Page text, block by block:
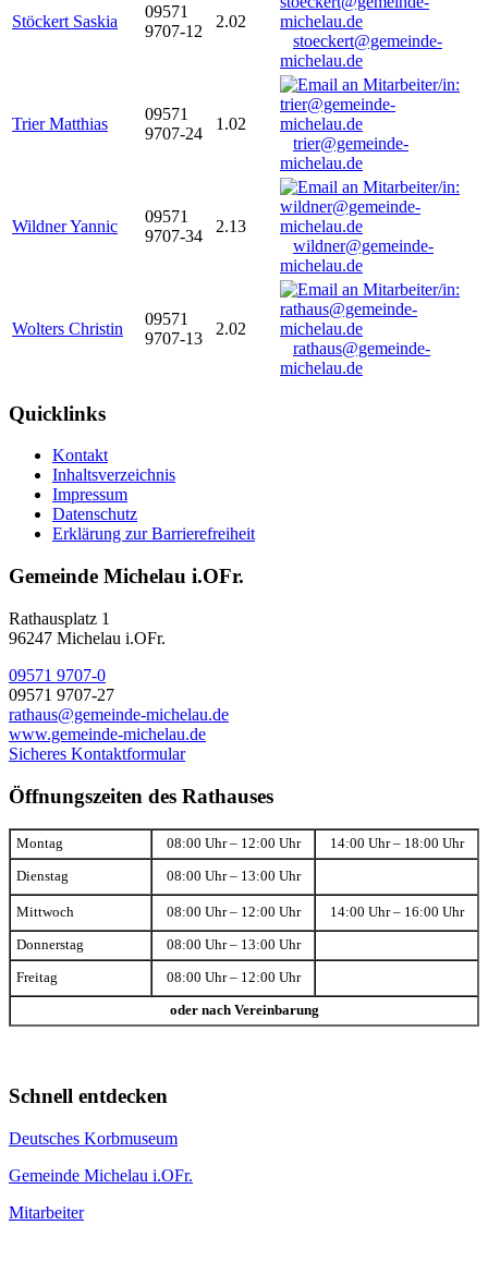
Stöckert Saskia
09571
9707-12
2.02
stoeckert@gemeinde-
michelau.de
Trier Matthias
09571
9707-24
1.02
trier@gemeinde-
michelau.de
Wildner Yannic
09571
9707-34
2.13
wildner@gemeinde-
michelau.de
Wolters Christin
09571
9707-13
2.02
rathaus@gemeinde-
michelau.de
Quicklinks
Kontakt
Inhaltsverzeichnis
Impressum
Datenschutz
Erklärung zur Barrierefreiheit
Gemeinde Michelau i.OFr.
Rathausplatz 1
96247 Michelau i.OFr.
09571 9707-0
09571 9707-27
rathaus@gemeinde-michelau.de
www.gemeinde-michelau.de
Sicheres Kontaktformular
Öffnungszeiten des Rathauses
Montag 08:00 Uhr – 12:00 Uhr 14:00 Uhr – 18:00 Uhr
Dienstag 08:00 Uhr – 13:00 Uhr
Mittwoch 08:00 Uhr – 12:00 Uhr 14:00 Uhr – 16:00 Uhr
Donnerstag 08:00 Uhr – 13:00 Uhr
Freitag 08:00 Uhr – 12:00 Uhr
oder nach Vereinbarung
Schnell entdecken
Deutsches Korbmuseum
Gemeinde Michelau i.OFr.
Mitarbeiter